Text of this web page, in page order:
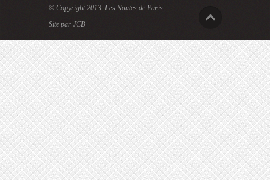
© Copyright 2013. Les Nautes de Paris
Site par JCB